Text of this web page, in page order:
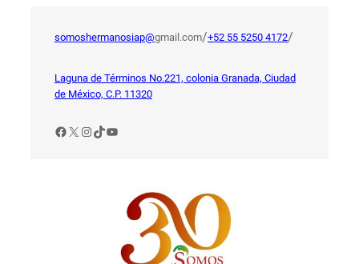
somoshermanosiap@gmail.com/+52 55 5250 4172/
Laguna de Términos No.221, colonia Granada, Ciudad
de México, C.P. 11320
Facebook
X Instagram
TikTok
YouTube